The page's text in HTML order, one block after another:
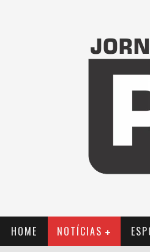
HOME NOTÍCIAS